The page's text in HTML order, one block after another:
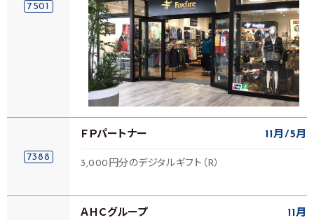
7501
7388
ＦＰパートナー 11月 5月
3,000円分のデジタルギフト（R）
ＡＨＣグループ 11月